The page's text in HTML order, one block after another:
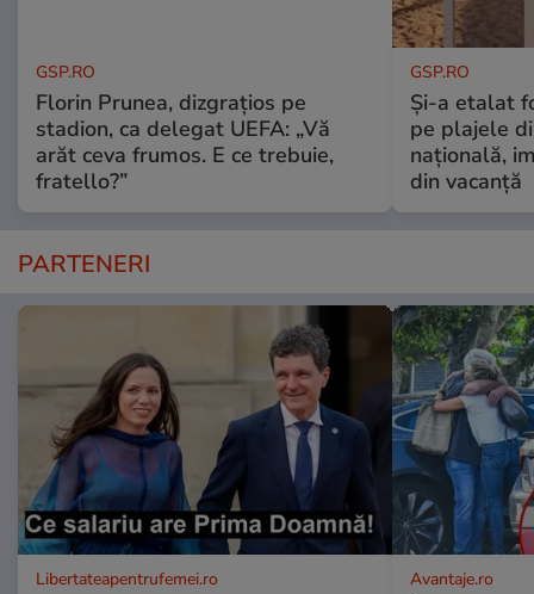
GSP.RO
Florin Prunea, dizgrațios pe
stadion, ca delegat UEFA: „Vă
arăt ceva frumos. E ce trebuie,
fratello?”
GSP.RO
Și-a etalat
pe plajele
națională,
din vacanță
PARTENERI
Libertateapentrufemei.ro Avantaje.ro